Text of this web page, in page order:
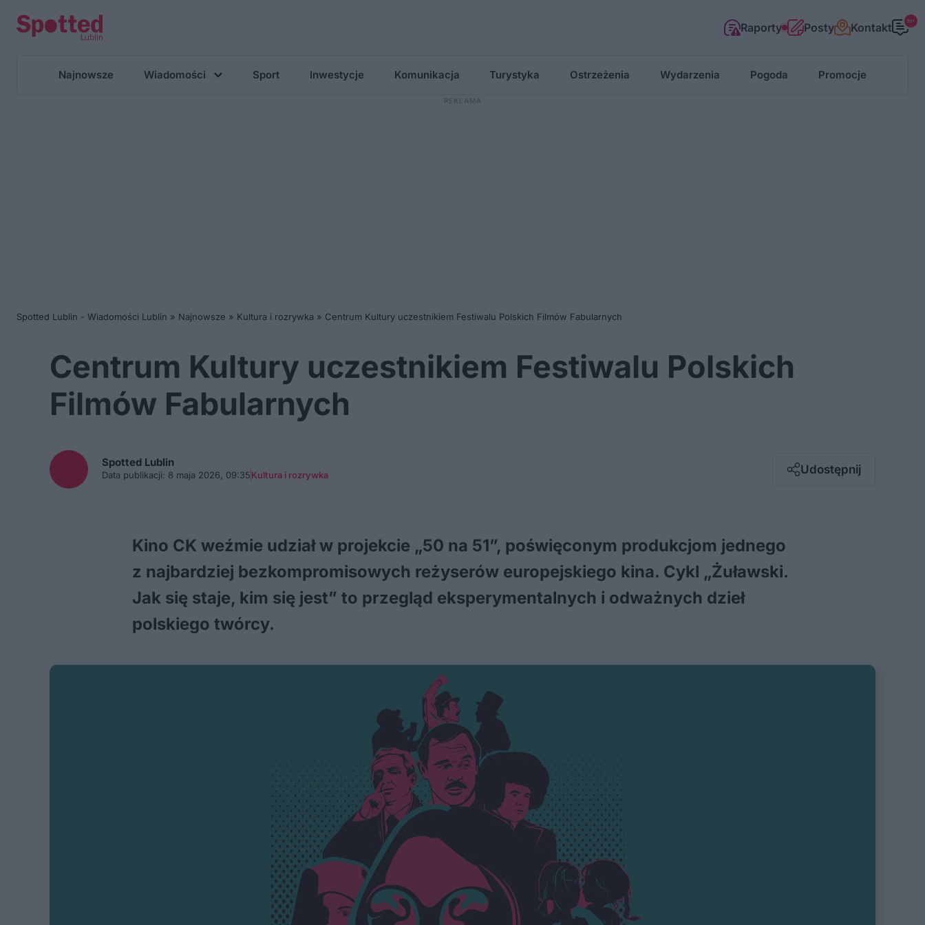
Raporty Posty Kontakt 99+
Najnowsze Wiadomości Sport Inwestycje Komunikacja Turystyka Ostrzeżenia Wydarzenia Pogoda Promocje
Spotted Lublin - Wiadomości Lublin » Najnowsze » Kultura i rozrywka » Centrum Kultury uczestnikiem Festiwalu Polskich Filmów Fabularnych
Centrum Kultury uczestnikiem Festiwalu Polskich
Filmów Fabularnych
Spotted Lublin
Data publikacji: 8 maja 2026, 09:35Kultura i rozrywka Udostępnij
Messenger
Kino CK weźmie udział w projekcie „50 na 51”, poświęconym produkcjom jednego
z najbardziej bezkompromisowych reżyserów europejskiego kina. Cykl „Żuławski.
Jak się staje, kim się jest” to przegląd eksperymentalnych i odważnych dzieł
polskiego twórcy.